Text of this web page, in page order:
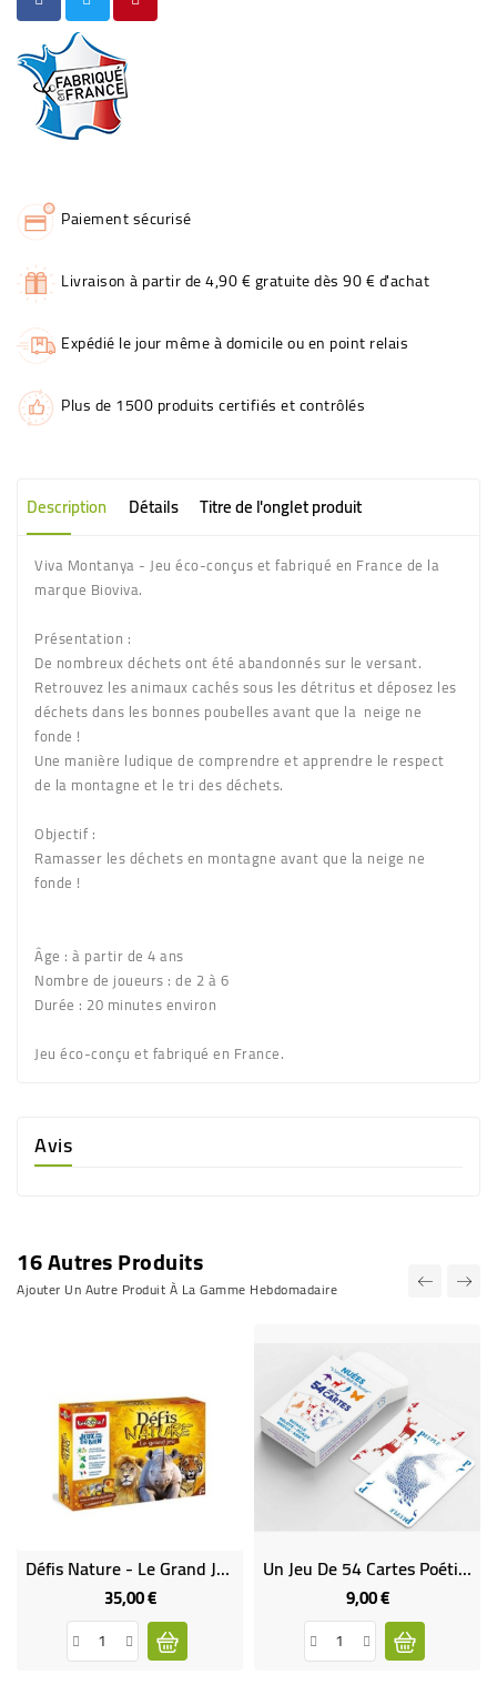
Paiement sécurisé
Livraison à partir de 4,90 € gratuite dès 90 € d'achat
Expédié le jour même à domicile ou en point relais
Plus de 1500 produits certifiés et contrôlés
Description Détails Titre de l'onglet produit
Viva Montanya - Jeu éco-conçus et fabriqué en France de la
marque Bioviva.
Présentation :
De nombreux déchets ont été abandonnés sur le versant.
Retrouvez les animaux cachés sous les détritus et déposez les
déchets dans les bonnes poubelles avant que la neige ne
fonde !
Une manière ludique de comprendre et apprendre le respect
de la montagne et le tri des déchets.
Objectif :
Ramasser les déchets en montagne avant que la neige ne
fonde !
Âge : à partir de 4 ans
Nombre de joueurs : de 2 à 6
Durée : 20 minutes environ
Jeu éco-conçu et fabriqué en France.
Avis
16 Autres Produits
Ajouter Un Autre Produit À La Gamme Hebdomadaire
Défis Nature - Le Grand Jeu - Bioviva
35,00 €Prix
Un Jeu De 54 Cartes Poétique Et Solidaire
9,00 €Prix